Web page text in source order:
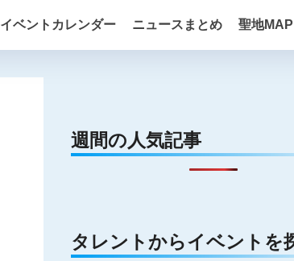
イベントカレンダー ニュースまとめ 聖地MAP
週間の人気記事
タレントからイベントを